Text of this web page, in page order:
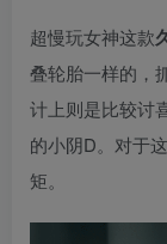
超慢玩女神这款
叠轮胎一样的，
计上则是比较讨
的小阴D。对于
矩。